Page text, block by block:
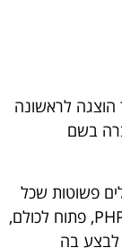
הוצגה לראשונה
ידי חברה בשם
פשוטות שכל
הקוד של המערכת, שבנויה בשפת התכנות PHP, פתוח לכולם,
לבצע בה